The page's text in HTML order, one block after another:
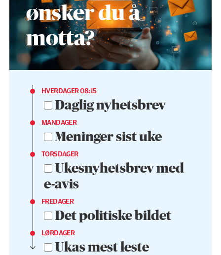
ønsker du å
motta?
HVERDAGER 08:15
Daglig nyhetsbrev
MANDAGER
Meninger sist uke
TORSDAGER
Ukesnyhetsbrev med
e-avis
FREDAGER
Det politiske bildet
LØRDAGER
Ukas mest leste